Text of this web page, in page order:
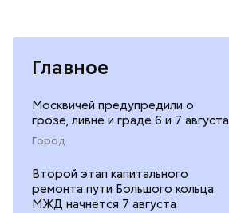
Главное
Москвичей предупредили о
грозе, ливне и граде 6 и 7 августа
Город
Второй этап капитального
ремонта пути Большого кольца
МЖД начнется 7 августа